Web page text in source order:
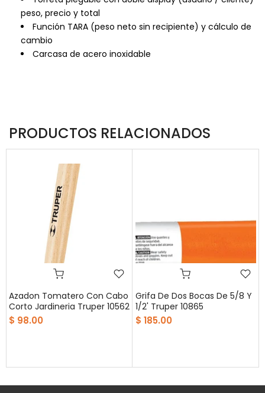
peso, precio y total
Función TARA (peso neto sin recipiente) y cálculo de
cambio
Carcasa de acero inoxidable
PRODUCTOS RELACIONADOS
Azadon Tomatero Con Cabo
Corto Jardineria Truper 10562
$ 98.00
Grifa De Dos Bocas De 5/8 Y
1/2' Truper 10865
$ 185.00